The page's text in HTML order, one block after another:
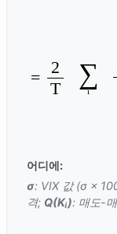
=
2
T
∑
i
어디에:
σ: VIX 값 (σ ×
격; Q(Kᵢ): 매도-